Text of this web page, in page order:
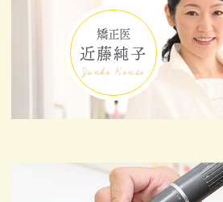
矯正医
近藤純子
Junko Kondo